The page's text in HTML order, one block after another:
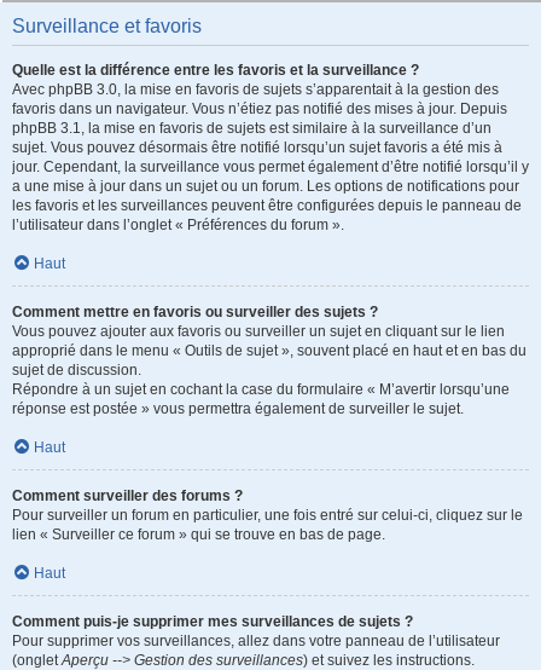
Surveillance et favoris
Quelle est la différence entre les favoris et la surveillance ?
Avec phpBB 3.0, la mise en favoris de sujets s’apparentait à la gestion des
favoris dans un navigateur. Vous n’étiez pas notifié des mises à jour. Depuis
phpBB 3.1, la mise en favoris de sujets est similaire à la surveillance d’un
sujet. Vous pouvez désormais être notifié lorsqu’un sujet favoris a été mis à
jour. Cependant, la surveillance vous permet également d’être notifié lorsqu’il y
a une mise à jour dans un sujet ou un forum. Les options de notifications pour
les favoris et les surveillances peuvent être configurées depuis le panneau de
l’utilisateur dans l’onglet « Préférences du forum ».
Haut
Comment mettre en favoris ou surveiller des sujets ?
Vous pouvez ajouter aux favoris ou surveiller un sujet en cliquant sur le lien
approprié dans le menu « Outils de sujet », souvent placé en haut et en bas du
sujet de discussion.
Répondre à un sujet en cochant la case du formulaire « M’avertir lorsqu’une
réponse est postée » vous permettra également de surveiller le sujet.
Haut
Comment surveiller des forums ?
Pour surveiller un forum en particulier, une fois entré sur celui-ci, cliquez sur le
lien « Surveiller ce forum » qui se trouve en bas de page.
Haut
Comment puis-je supprimer mes surveillances de sujets ?
Pour supprimer vos surveillances, allez dans votre panneau de l’utilisateur
(ongletAperçu --> Gestion des surveillances) et suivez les instructions.